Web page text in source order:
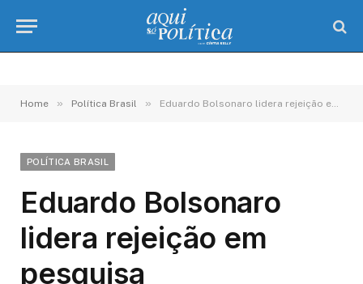
Home » Política Brasil » Eduardo Bolsonaro lidera rejeição em pesquisa Genial/Quaest com 68%
POLÍTICA BRASIL
Eduardo Bolsonaro
lidera rejeição em
pesquisa